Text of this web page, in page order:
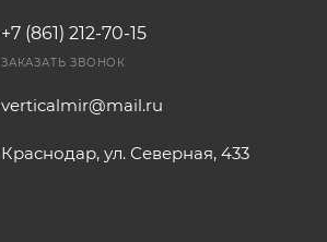
+7 (861) 212-70-15
ЗАКАЗАТЬ ЗВОНОК
verticalmir@mail.ru
Краснодар, ул. Северная, 433